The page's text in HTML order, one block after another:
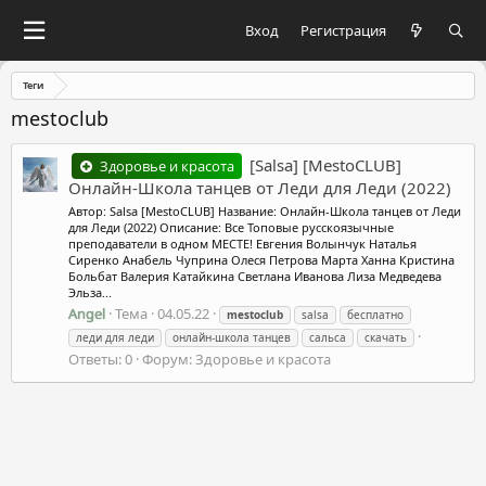
Вход Регистрация
Теги
mestoclub
Здоровье и красота
[Salsa] [MestoCLUB]
Онлайн-Школа танцев от Леди для Леди (2022)
Автор: Salsa [MestoCLUB] Название: Онлайн-Школа танцев от Леди
для Леди (2022) Описание: Все Топовые русскоязычные
преподаватели в одном МЕСТЕ! Евгения Волынчук Наталья
Сиренко Анабель Чуприна Олеся Петрова Марта Ханна Кристина
Больбат Валерия Катайкина Светлана Иванова Лиза Медведева
Эльза...
Angel Тема 04.05.22 mestoclub salsa
бесплатно
леди для леди
онлайн-школа танцев сальса скачать
Ответы: 0 Форум:Здоровье и красота